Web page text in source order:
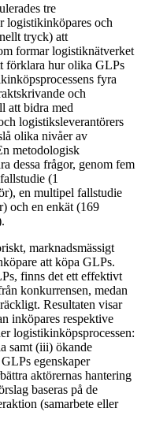
tre
logistikinköpares och
tryck) att
formar logistiknätverket
förklara hur olika GLPs
fyra
och
att bidra med
logistiksleverantörers
olika nivåer av
metodologisk
dessa frågor, genom fem
(1
en multipel fallstudie
och en enkät (169
marknadsmässigt
att köpa GLPs.
finns det ett effektivt
konkurrensen, medan
Resultaten visar
inköpares respektive
logistikinköpsprocessen:
samt (iii) ökande
egenskaper
aktörernas hantering
baseras på de
(samarbete eller